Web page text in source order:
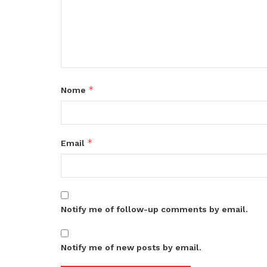
Nome *
Email *
Notify me of follow-up comments by email.
Notify me of new posts by email.